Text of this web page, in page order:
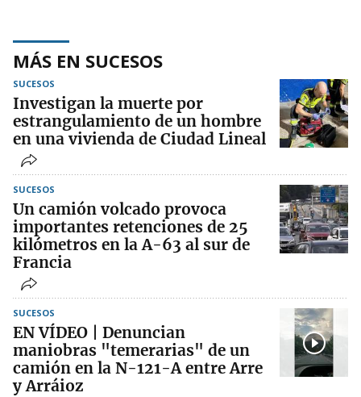
MÁS EN SUCESOS
SUCESOS
Investigan la muerte por
estrangulamiento de un hombre
en una vivienda de Ciudad Lineal
SUCESOS
Un camión volcado provoca
importantes retenciones de 25
kilómetros en la A-63 al sur de
Francia
SUCESOS
EN VÍDEO | Denuncian
maniobras "temerarias" de un
camión en la N-121-A entre Arre
y Arráioz